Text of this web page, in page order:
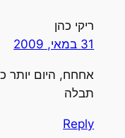
ריקי כהן
אחחח, היום יותר
תבלה
Reply